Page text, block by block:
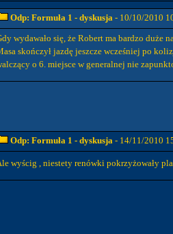
Odp: Formuła 1 - dyskusja- 10/10/2010
wydawało się, że Robert ma bardzo duże
skończył jazdę jeszcze wcześniej po
o 6. miejsce w generalnej nie
Odp: Formuła 1 - dyskusja- 14/11/2010
wyścig , niestety renówki pokrzyżowały